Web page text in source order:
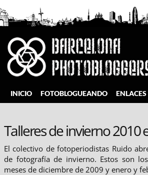
INICIO FOTOBLOGUEANDO ENLACES
Talleres de invierno 2010
El colectivo de fotoperiodistas Ruido
de fotografía de invierno. Estos son
meses de diciembre de 2009 y enero y